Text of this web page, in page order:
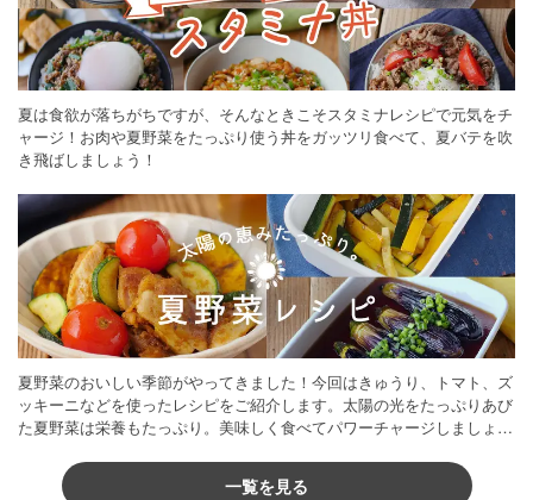
夏は食欲が落ちがちですが、そんなときこそスタミナレシピで元気をチ
ャージ！お肉や夏野菜をたっぷり使う丼をガッツリ食べて、夏バテを吹
き飛ばしましょう！
夏野菜のおいしい季節がやってきました！今回はきゅうり、トマト、ズ
ッキーニなどを使ったレシピをご紹介します。太陽の光をたっぷりあび
た夏野菜は栄養もたっぷり。美味しく食べてパワーチャージしましょう
一覧を見る